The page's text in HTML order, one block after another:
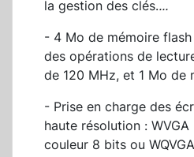
la gestion des clés....
- 4 Mo de mémoire
des opérations de
de 120 MHz, et 1 Mo de
- Prise en charge des
haute résolution :
couleur 8 bits ou